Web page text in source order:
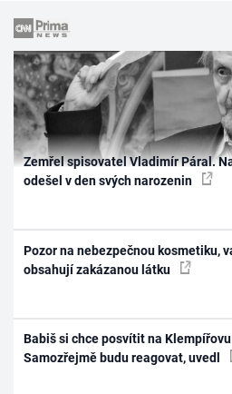
Zemřel spisovatel Vladimír Páral.
odešel v den svých narozenin
Pozor na nebezpečnou kosmetiku,
obsahují zakázanou látku
Babiš si chce posvítit na
Samozřejmě budu reagovat, uvedl